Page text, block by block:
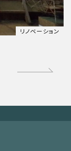
リノベーション